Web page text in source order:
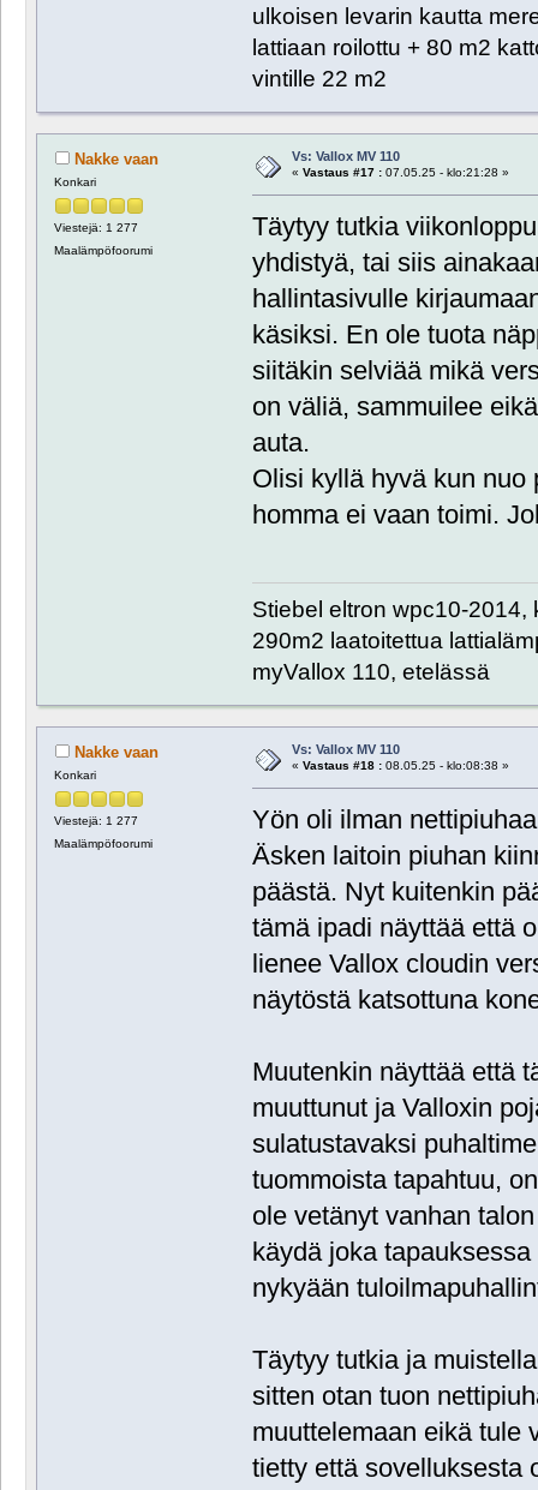
ulkoisen levarin kautta
lattiaan roilottu + 80 m2
vintille 22 m2
Nakke vaan
Konkari
Viestejä: 1 277
Maalämpöfoorumi
Vs: Vallox MV 110
« Vastaus #17 :07.05.25 - klo:21:28 »
Täytyy tutkia
yhdistyä, tai siis
hallintasivulle
käsiksi. En ole tuota
siitäkin selviää mikä
on väliä, sammuilee
auta.
Olisi kyllä hyvä kun nuo
homma ei vaan toimi.
Stiebel eltron wpc10-
290m2 laatoitettua
myVallox 110, etelässä
Nakke vaan
Konkari
Viestejä: 1 277
Maalämpöfoorumi
Vs: Vallox MV 110
« Vastaus #18 :08.05.25 - klo:08:38 »
Yön oli ilman
Äsken laitoin piuhan
päästä. Nyt kuitenkin
tämä ipadi näyttää että
lienee Vallox cloudin
näytöstä katsottuna
Muutenkin näyttää että
muuttunut ja Valloxin
sulatustavaksi
tuommoista tapahtuu,
ole vetänyt vanhan
käydä joka
nykyään
Täytyy tutkia ja
sitten otan tuon
muuttelemaan eikä tule
tietty että sovelluksesta